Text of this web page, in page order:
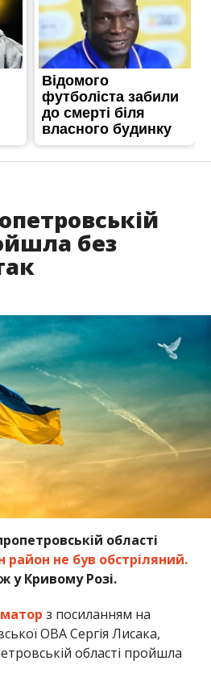
без
області
не був обстріляний.
у Кривому Розі.
з посиланням на
ОВА Сергія Лисака,
області пройшла